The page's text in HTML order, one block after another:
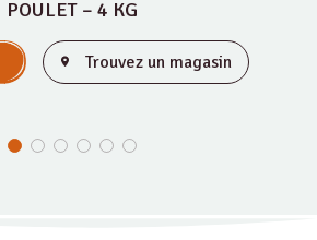
POULET – 4 KG
Trouvez un magasin